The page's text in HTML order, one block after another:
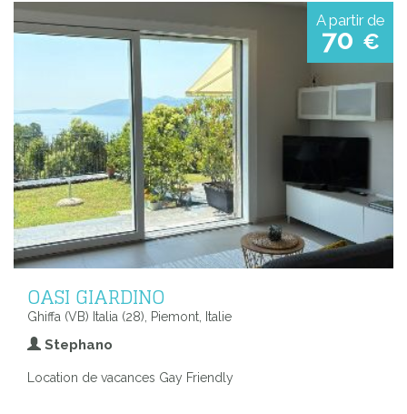
A partir de
70 €
OASI GIARDINO
Ghiffa (VB) Italia (28), Piemont, Italie
Stephano
Location de vacances Gay Friendly